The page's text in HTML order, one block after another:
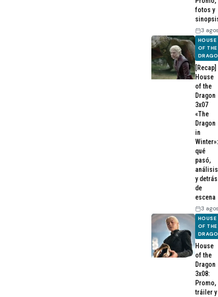
fotos y
3
HOUSE
OF THE
[Recap]
House
of the
Dragon
3x07
«The
Dragon
in
Winter»:
qué
pasó,
análisis
y detrás
de
escena
3
HOUSE
OF THE
House
of the
Dragon
3x08:
Promo,
tráiler y